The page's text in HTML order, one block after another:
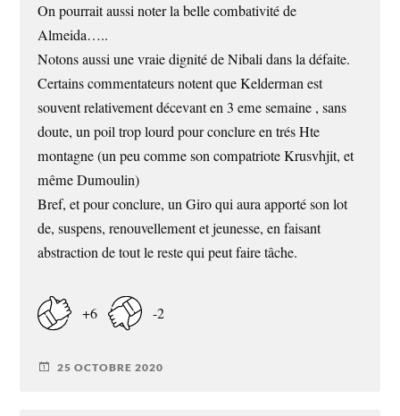
On pourrait aussi noter la belle combativité de
Almeida…..
Notons aussi une vraie dignité de Nibali dans la défaite.
Certains commentateurs notent que Kelderman est
souvent relativement décevant en 3 eme semaine , sans
doute, un poil trop lourd pour conclure en trés Hte
montagne (un peu comme son compatriote Krusvhjit, et
même Dumoulin)
Bref, et pour conclure, un Giro qui aura apporté son lot
de, suspens, renouvellement et jeunesse, en faisant
abstraction de tout le reste qui peut faire tâche.
+6 -2
25 OCTOBRE 2020